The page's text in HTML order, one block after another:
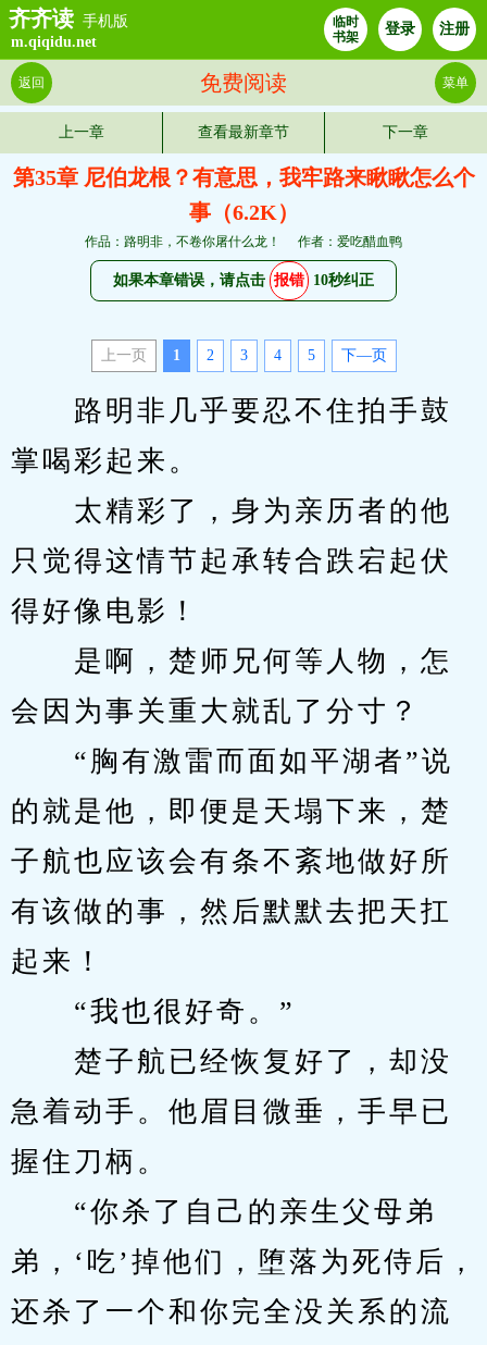
齐齐读 手机版
m.qiqidu.net
临时
书架
登录 注册
免费阅读
返回 菜单
上一章 查看最新章节 下一章
第35章 尼伯龙根？有意思，我牢路来瞅瞅怎么个
事（6.2K）
作品：路明非，不卷你屠什么龙！ 作者：爱吃醋血鸭
如果本章错误，请点击 报错 10秒纠正
上一页 1 2 3 4 5 下—页
路明非几乎要忍不住拍手鼓
掌喝彩起来。
太精彩了，身为亲历者的他
只觉得这情节起承转合跌宕起伏
得好像电影！
是啊，楚师兄何等人物，怎
会因为事关重大就乱了分寸？
“胸有激雷而面如平湖者”说
的就是他，即便是天塌下来，楚
子航也应该会有条不紊地做好所
有该做的事，然后默默去把天扛
起来！
“我也很好奇。”
楚子航已经恢复好了，却没
急着动手。他眉目微垂，手早已
握住刀柄。
“你杀了自己的亲生父母弟
弟，‘吃’掉他们，堕落为死侍后，
还杀了一个和你完全没关系的流